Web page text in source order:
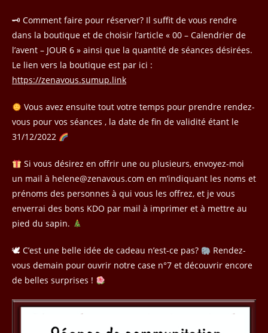
🗝 Comment faire pour réserver? Il suffit de vous rendre
dans la boutique et de choisir l’article « 00 – Calendrier de
l’avent – JOUR 6 » ainsi que la quantité de séances désirées.
Le lien vers la boutique est par ici :
https://zenavous.sumup.link
Vous avez ensuite tout votre temps pour prendre rendez-
vous pour vos séances , la date de fin de validité étant le
31/12/2022
Si vous désirez en offrir une ou plusieurs, envoyez-moi
un mail à helene@zenavous.com en m’indiquant les noms et
prénoms des personnes à qui vous les offrez, et je vous
enverrai des bons KDO par mail à imprimer et à mettre au
pied du sapin.
🕊 C’est une belle idée de cadeau n’est-ce pas?
Rendez-
vous demain pour ouvrir notre case n°7 et découvrir encore
de belles surprises !